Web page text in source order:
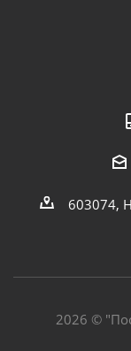
603074,
2026 ©